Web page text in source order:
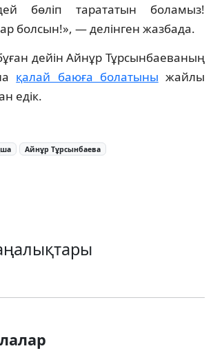
бөліп тарататын боламыз!
болсын!», — делінген жазбада.
дейін Айнұр Тұрсынбаеваның
қалай баюға болатыны жайлы
едік.
Айнұр Тұрсынбаева